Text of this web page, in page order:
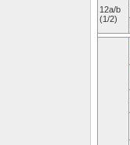
12a/b
(1/2)